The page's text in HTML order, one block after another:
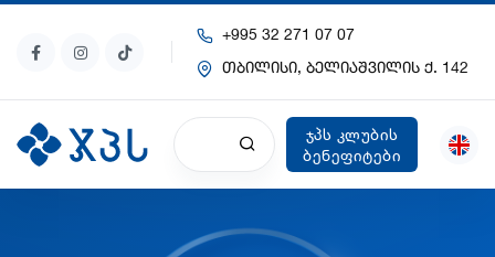
+995 32 271 07 07
თბილისი, ბელიაშვილის ქ. 142
ჯპს კლუბის
ბენეფიტები